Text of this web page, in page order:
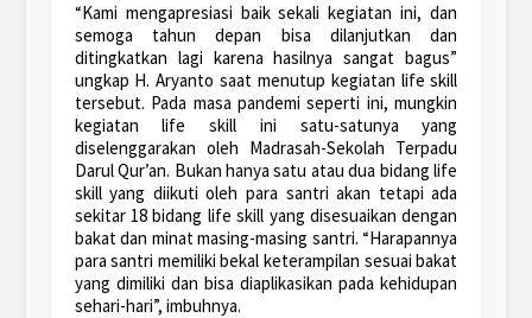
“Kami mengapresiasi baik sekali kegiatan ini, dan
semoga tahun depan bisa dilanjutkan dan
ditingkatkan lagi karena hasilnya sangat bagus”
ungkap H. Aryanto saat menutup kegiatan life skill
tersebut. Pada masa pandemi seperti ini, mungkin
kegiatan life skill ini satu-satunya yang
diselenggarakan oleh Madrasah-Sekolah Terpadu
Darul Qur’an. Bukan hanya satu atau dua bidang life
skill yang diikuti oleh para santri akan tetapi ada
sekitar 18 bidang life skill yang disesuaikan dengan
bakat dan minat masing-masing santri. “Harapannya
para santri memiliki bekal keterampilan sesuai bakat
yang dimiliki dan bisa diaplikasikan pada kehidupan
sehari-hari”, imbuhnya.